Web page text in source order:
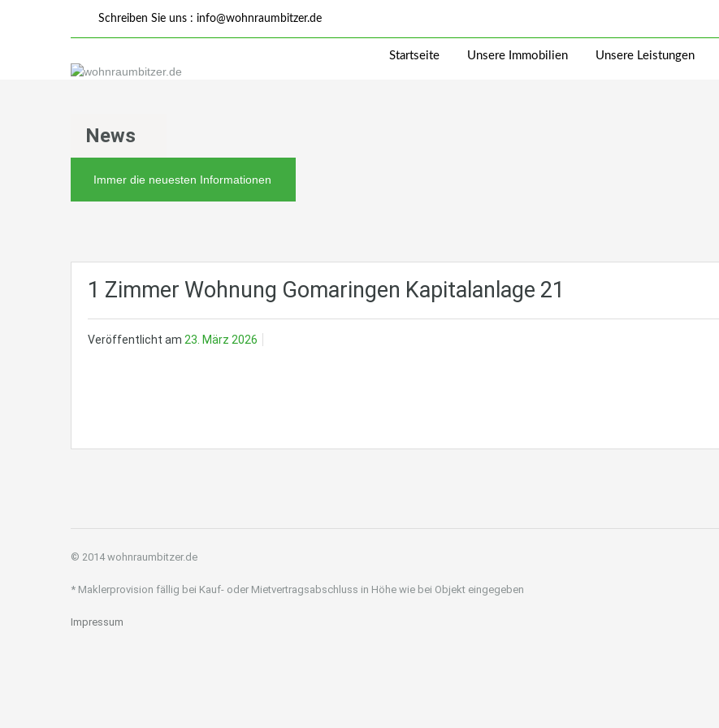
Schreiben Sie uns : info@wohnraumbitzer.de
Startseite Unsere Immobilien Unsere Leistungen
News
Immer die neuesten Informationen
1 Zimmer Wohnung Gomaringen Kapitalanlage 21
Veröffentlicht am 23. März 2026
© 2014 wohnraumbitzer.de
* Maklerprovision fällig bei Kauf- oder Mietvertragsabschluss in Höhe wie bei Objekt eingegeben
Impressum